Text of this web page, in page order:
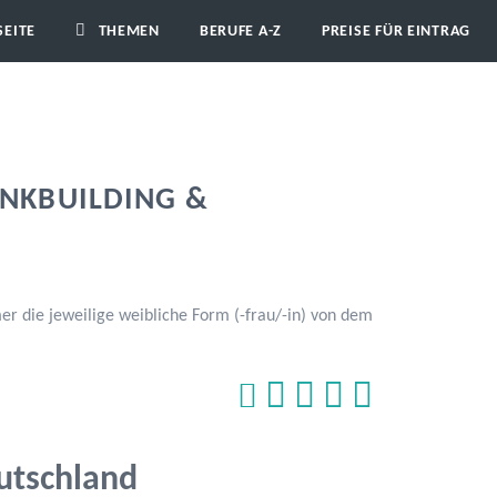
THEMEN BERUFE A-Z PREISE FÜR EINTRAG
&
die jeweilige weibliche Form (-frau/-in) von dem